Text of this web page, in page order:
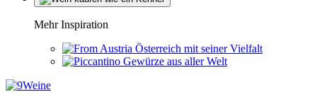
Mehr Inspiration
Österreich mit seiner Vielfalt
Gewürze aus aller Welt